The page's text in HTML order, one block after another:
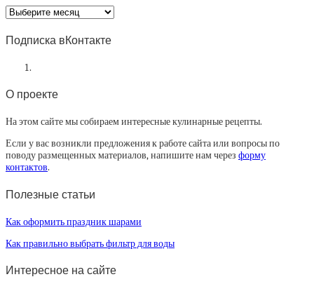
Архив
статей
Подписка вКонтакте
О проекте
На этом сайте мы собираем интересные кулинарные рецепты.
Если у вас возникли предложения к работе сайта или вопросы по
поводу размещенных материалов, напишите нам через форму
контактов.
Полезные статьи
Как оформить праздник шарами
Как правильно выбрать фильтр для воды
Интересное на сайте